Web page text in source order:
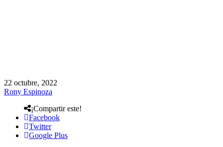
22 octubre, 2022
Rony Espinoza
¡Compartir este!
Facebook
Twitter
Google Plus